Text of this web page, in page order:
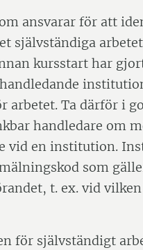
ansvarar för att
självständiga
kursstart har
arbetet. Ta därför i
handledare om
vid en institution.
som
t. ex. vid
för självständigt